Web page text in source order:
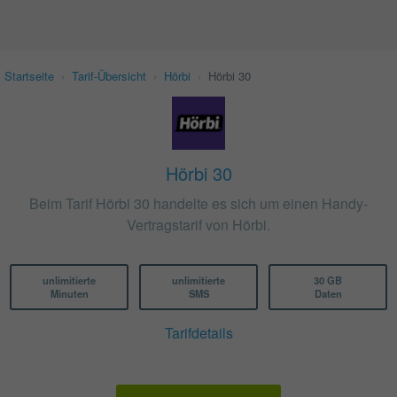
Startseite Tarif-Übersicht Hörbi Hörbi 30
Hörbi 30
Beim Tarif Hörbi 30 handelte es sich um einen Handy-
Vertragstarif von Hörbi.
unlimitierte
Minuten
unlimitierte
SMS
30 GB
Daten
Tarifdetails